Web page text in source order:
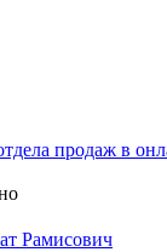
продаж в
Рамисович